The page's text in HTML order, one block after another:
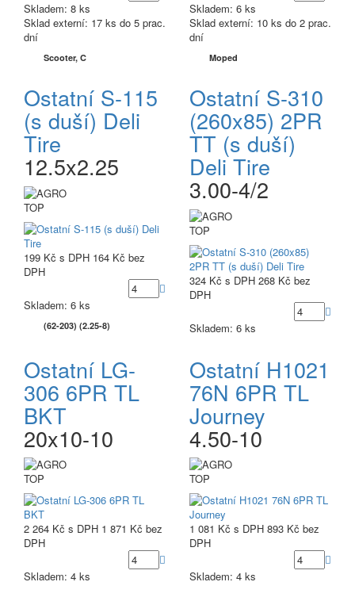
Skladem: 8 ks
Sklad externí: 17 ks do 5 prac.
dní
Scooter, C
Skladem: 6 ks
Sklad externí: 10 ks do 2 prac.
dní
Moped
Ostatní S-115
(s duší) Deli
Tire
12.5x2.25
TOP
199 Kč s DPH 164 Kč bez
DPH
Skladem: 6 ks
(62-203) (2.25-8)
Ostatní S-310
(260x85) 2PR
TT (s duší)
Deli Tire
3.00-4/2
TOP
324 Kč s DPH 268 Kč bez
DPH
Skladem: 6 ks
Ostatní LG-
306 6PR TL
BKT
20x10-10
TOP
2 264 Kč s DPH 1 871 Kč bez
DPH
Skladem: 4 ks
Ostatní H1021
76N 6PR TL
Journey
4.50-10
TOP
1 081 Kč s DPH 893 Kč bez
DPH
Skladem: 4 ks